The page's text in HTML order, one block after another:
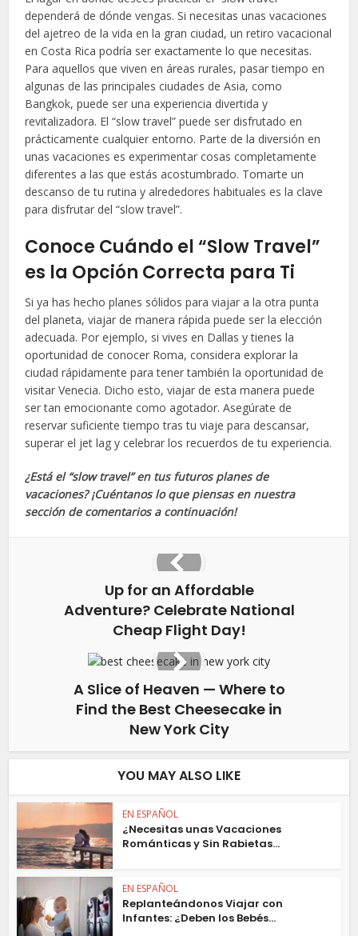
dependerá de dónde vengas. Si necesitas unas vacaciones
del ajetreo de la vida en la gran ciudad, un retiro vacacional
en Costa Rica podría ser exactamente lo que necesitas.
Para aquellos que viven en áreas rurales, pasar tiempo en
algunas de las principales ciudades de Asia, como
Bangkok, puede ser una experiencia divertida y
revitalizadora. El “slow travel” puede ser disfrutado en
prácticamente cualquier entorno. Parte de la diversión en
unas vacaciones es experimentar cosas completamente
diferentes a las que estás acostumbrado. Tomarte un
descanso de tu rutina y alrededores habituales es la clave
para disfrutar del “slow travel”.
Conoce Cuándo el “Slow Travel”
es la Opción Correcta para Ti
Si ya has hecho planes sólidos para viajar a la otra punta
del planeta, viajar de manera rápida puede ser la elección
adecuada. Por ejemplo, si vives en Dallas y tienes la
oportunidad de conocer Roma, considera explorar la
ciudad rápidamente para tener también la oportunidad de
visitar Venecia. Dicho esto, viajar de esta manera puede
ser tan emocionante como agotador. Asegúrate de
reservar suficiente tiempo tras tu viaje para descansar,
superar el jet lag y celebrar los recuerdos de tu experiencia.
¿Está el “slow travel” en tus futuros planes de
vacaciones? ¡Cuéntanos lo que piensas en nuestra
sección de comentarios a continuación!
Up for an Affordable
Adventure? Celebrate National
Cheap Flight Day!
A Slice of Heaven — Where to
Find the Best Cheesecake in
New York City
YOU MAY ALSO LIKE
EN ESPAÑOL
¿Necesitas unas Vacaciones
Románticas y Sin Rabietas...
EN ESPAÑOL
Replanteándonos Viajar con
Infantes: ¿Deben los Bebés...